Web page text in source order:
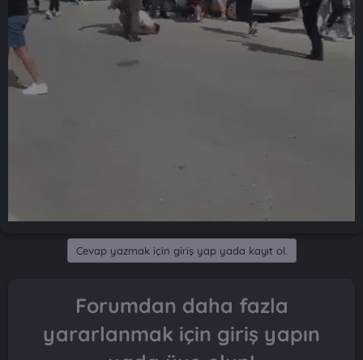
Cevap yazmak için giriş yap yada kayıt ol.
Forumdan daha fazla
yararlanmak için giriş yapın